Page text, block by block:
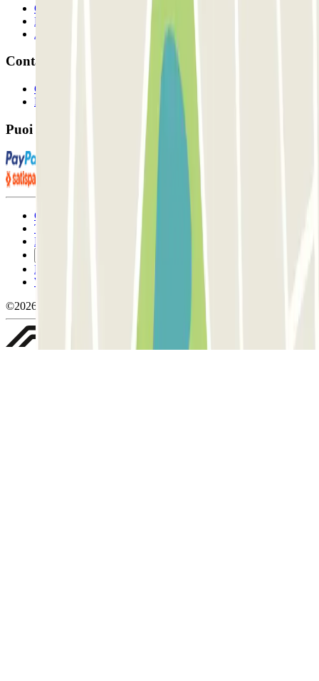
Collaboratori
Proprietari di parcheggio
Affiliati
Contatto
Contattaci
FAQ
Puoi utilizzare questi metodi di pagamento:
Condizioni contrattuali e di utilizzo
Termini di cancellazione
Politica sui cookies
Politica sulla privacy
Whistleblowing
©2026 Parclick. Tutti i diritti riservati